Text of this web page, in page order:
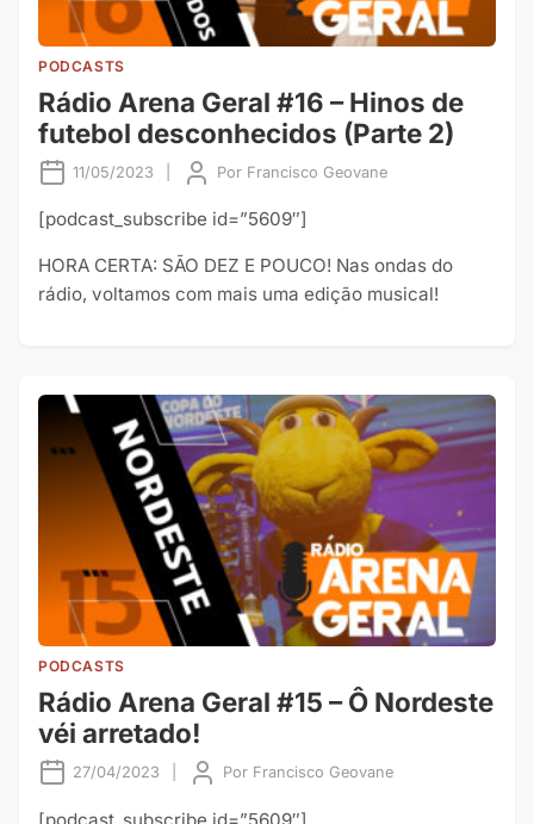
PODCASTS
Rádio Arena Geral #16 – Hinos de
futebol desconhecidos (Parte 2)
11/05/2023 Por Francisco Geovane
[podcast_subscribe id=”5609″]
HORA CERTA: SÃO DEZ E POUCO! Nas ondas do
rádio, voltamos com mais uma edição musical!
PODCASTS
Rádio Arena Geral #15 – Ô Nordeste
véi arretado!
27/04/2023 Por Francisco Geovane
[podcast_subscribe id=”5609″]